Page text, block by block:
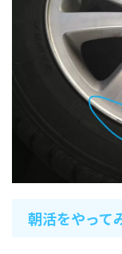
朝活をやって